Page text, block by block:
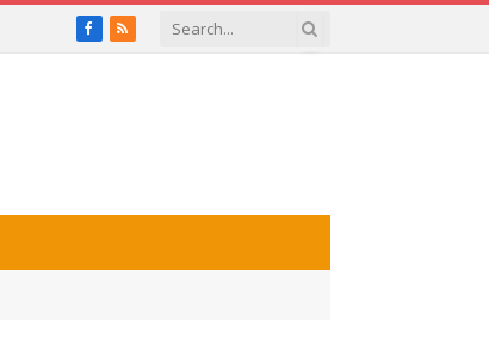
Facebook
RSS